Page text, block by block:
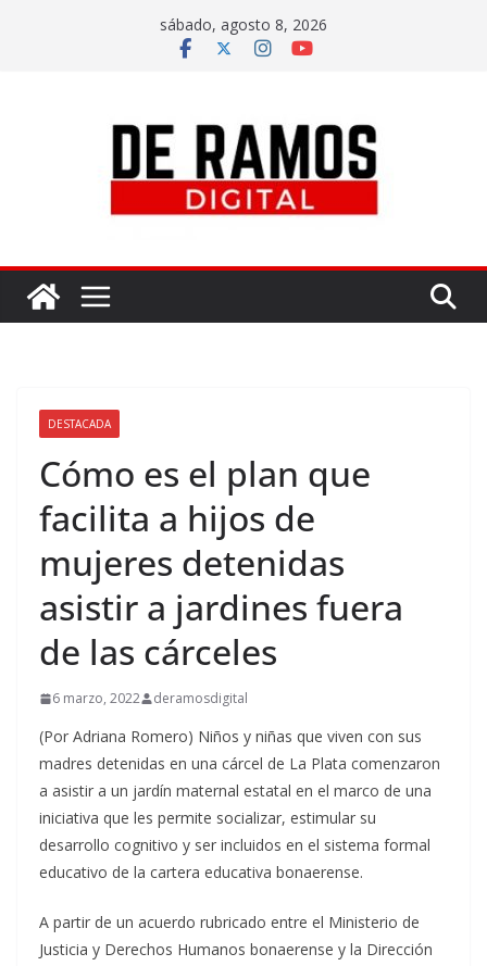
sábado, agosto 8, 2026
DESTACADA
Cómo es el plan que
facilita a hijos de
mujeres detenidas
asistir a jardines fuera
de las cárceles
6 marzo, 2022 deramosdigital
(Por Adriana Romero) Niños y niñas que viven con sus
madres detenidas en una cárcel de La Plata comenzaron
a asistir a un jardín maternal estatal en el marco de una
iniciativa que les permite socializar, estimular su
desarrollo cognitivo y ser incluidos en el sistema formal
educativo de la cartera educativa bonaerense.
A partir de un acuerdo rubricado entre el Ministerio de
Justicia y Derechos Humanos bonaerense y la Dirección